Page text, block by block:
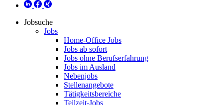
Jobsuche
Jobs
Home-Office Jobs
Jobs ab sofort
Jobs ohne Berufserfahrung
Jobs im Ausland
Nebenjobs
Stellenangebote
Tätigkeitsbereiche
Teilzeit-Jobs